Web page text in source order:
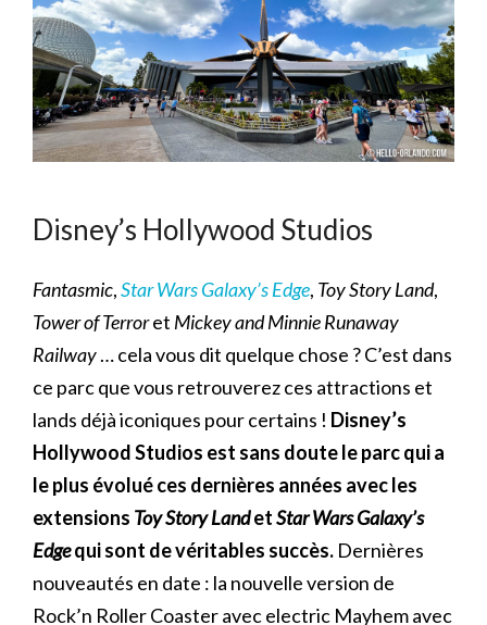
Disney’s Hollywood Studios
Fantasmic,Star Wars Galaxy’s Edge, Toy Story Land,
Tower of Terroret Mickey and Minnie Runaway
Railway… cela vous dit quelque chose ? C’est dans
ce parc que vous retrouverez ces attractions et
lands déjà iconiques pour certains ! Disney’s
Hollywood Studios est sans doute le parc qui a
le plus évolué ces dernières années avec les
extensions Toy Story LandetStar Wars Galaxy’s
Edgequi sont de véritables succès. Dernières
nouveautés en date : la nouvelle version de
Rock’n Roller Coaster avec electric Mayhem avec